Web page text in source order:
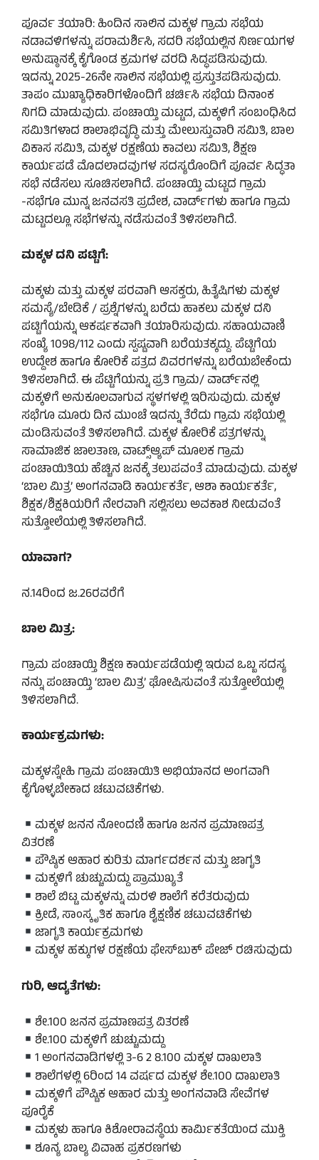
ಪೂರ್ವ ತಯಾರಿ: ಹಿಂದಿನ ಸಾಲಿನ ಮಕ್ಕಳ ಗ್ರಾಮ ಸಭೆಯ
ನಡಾವಳಿಗಳನ್ನು ಪರಾಮರ್ಶಿಸಿ, ಸದರಿ ಸಭೆಯಲ್ಲಿನ ನಿರ್ಣಯಗಳ
ಅನುಷ್ಠಾನಕ್ಕೆ ಕೈಗೊಂಡ ಕ್ರಮಗಳ ವರದಿ ಸಿದ್ಧಪಡಿಸುವುದು.
ಇದನ್ನು 2025-26ನೇ ಸಾಲಿನ ಸಭೆಯಲ್ಲಿ ಪ್ರಸ್ತುತಪಡಿಸುವುದು.
ತಾಪಂ ಮುಖ್ಯಾಧಿಕಾರಿಗಳೊಂದಿಗೆ ಚರ್ಚಿಸಿ ಸಭೆಯ ದಿನಾಂಕ
ನಿಗದಿ ಮಾಡುವುದು. ಪಂಚಾಯ್ತಿ ಮಟ್ಟದ, ಮಕ್ಕಳಿಗೆ ಸಂಬಂಧಿಸಿದ
ಸಮಿತಿಗಳಾದ ಶಾಲಾಭಿವೃದ್ಧಿ ಮತ್ತು ಮೇಲುಸ್ತುವಾರಿ ಸಮಿತಿ, ಬಾಲ
ವಿಕಾಸ ಸಮಿತಿ, ಮಕ್ಕಳ ರಕ್ಷಣೆಯ ಕಾವಲು ಸಮಿತಿ, ಶಿಕ್ಷಣ
ಕಾರ್ಯಪಡೆ ಮೊದಲಾದವುಗಳ ಸದಸ್ಯರೊಂದಿಗೆ ಪೂರ್ವ ಸಿದ್ಧತಾ
ಸಭೆ ನಡೆಸಲು ಸೂಚಿಸಲಾಗಿದೆ. ಪಂಚಾಯ್ತಿ ಮಟ್ಟದ ಗ್ರಾಮ
-ಸಭೆಗೂ ಮುನ್ನ ಜನವಸತಿ ಪ್ರದೇಶ, ವಾರ್ಡ್‌ಗಳು ಹಾಗೂ ಗ್ರಾಮ
ಮಟ್ಟದಲ್ಲೂ ಸಭೆಗಳನ್ನು ನಡೆಸುವಂತೆ ತಿಳಿಸಲಾಗಿದೆ.
ಮಕ್ಕಳ ದನಿ ಪಟ್ಟಿಗೆ:
ಮಕ್ಕಳು ಮತ್ತು ಮಕ್ಕಳ ಪರವಾಗಿ ಆಸಕ್ತರು, ಹಿತೈಷಿಗಳು ಮಕ್ಕಳ
ಸಮಸ್ಯೆ/ಬೇಡಿಕೆ / ಪ್ರಶ್ನೆಗಳನ್ನು ಬರೆದು ಹಾಕಲು ಮಕ್ಕಳ ದನಿ
ಪಟ್ಟಿಗೆಯನ್ನು ಆಕರ್ಷಕವಾಗಿ ತಯಾರಿಸುವುದು. ಸಹಾಯವಾಣಿ
ಸಂಖ್ಯೆ 1098/112 ಎಂದು ಸ್ಪಷ್ಟವಾಗಿ ಬರೆಯತಕ್ಕದ್ದು. ಪೆಟ್ಟಿಗೆಯ
ಉದ್ದೇಶ ಹಾಗೂ ಕೋರಿಕೆ ಪತ್ರದ ವಿವರಗಳನ್ನು ಬರೆಯಬೇಕೆಂದು
ತಿಳಿಸಲಾಗಿದೆ. ಈ ಪೆಟ್ಟಿಗೆಯನ್ನು ಪ್ರತಿ ಗ್ರಾಮ/ ವಾರ್ಡ್‌ನಲ್ಲಿ
ಮಕ್ಕಳಿಗೆ ಅನುಕೂಲವಾಗುವ ಸ್ಥಳಗಳಲ್ಲಿ ಇರಿಸುವುದು. ಮಕ್ಕಳ
ಸಭೆಗೂ ಮೂರು ದಿನ ಮುಂಚೆ ಇದನ್ನು ತೆರೆದು ಗ್ರಾಮ ಸಭೆಯಲ್ಲಿ
ಮಂಡಿಸುವಂತೆ ತಿಳಿಸಲಾಗಿದೆ. ಮಕ್ಕಳ ಕೋರಿಕೆ ಪತ್ರಗಳನ್ನು
ಸಾಮಾಜಿಕ ಜಾಲತಾಣ, ವಾಟ್ಸ್ಆ್ಯಪ್ ಮೂಲಕ ಗ್ರಾಮ
ಪಂಚಾಯಿತಿಯ ಹೆಚ್ಚಿನ ಜನಕ್ಕೆ ತಲುಪವಂತೆ ಮಾಡುವುದು. ಮಕ್ಕಳ
‘ಬಾಲ ಮಿತ್ರ’ ಅಂಗನವಾಡಿ ಕಾರ್ಯಕರ್ತೆ, ಆಶಾ ಕಾರ್ಯಕರ್ತೆ,
ಶಿಕ್ಷಕ/ಶಿಕ್ಷಕಿಯರಿಗೆ ನೇರವಾಗಿ ಸಲ್ಲಿಸಲು ಅವಕಾಶ ನೀಡುವಂತೆ
ಸುತ್ತೋಲೆಯಲ್ಲಿ ತಿಳಿಸಲಾಗಿದೆ.
ಯಾವಾಗ?
ನ.14ರಿಂದ ಜ.26ರವರೆಗೆ
ಬಾಲ ಮಿತ್ರ:
ಗ್ರಾಮ ಪಂಚಾಯ್ತಿ ಶಿಕ್ಷಣ ಕಾರ್ಯಪಡೆಯಲ್ಲಿ ಇರುವ ಒಬ್ಬ ಸದಸ್ಯ
ನನ್ನು ಪಂಚಾಯ್ತಿ ‘ಬಾಲ ಮಿತ್ರ’ ಘೋಷಿಸುವಂತೆ ಸುತ್ತೋಲೆಯಲ್ಲಿ
ತಿಳಿಸಲಾಗಿದೆ.
ಕಾರ್ಯಕ್ರಮಗಳು:
ಮಕ್ಕಳಸ್ನೇಹಿ ಗ್ರಾಮ ಪಂಚಾಯಿತಿ ಅಭಿಯಾನದ ಅಂಗವಾಗಿ
ಕೈಗೊಳ್ಳಬೇಕಾದ ಚಟುವಟಿಕೆಗಳು.
ಮಕ್ಕಳ ಜನನ ನೋಂದಣಿ ಹಾಗೂ ಜನನ ಪ್ರಮಾಣಪತ್ರ
ವಿತರಣೆ
ಪೌಷ್ಠಿಕ ಆಹಾರ ಕುರಿತು ಮಾರ್ಗದರ್ಶನ ಮತ್ತು ಜಾಗೃತಿ
ಮಕ್ಕಳಿಗೆ ಚುಚ್ಚುಮದ್ದು ಪ್ರಾಮುಖ್ಯತೆ
ಶಾಲೆ ಬಿಟ್ಟ ಮಕ್ಕಳನ್ನು ಮರಳಿ ಶಾಲೆಗೆ ಕರೆತರುವುದು
ಕ್ರೀಡೆ, ಸಾಂಸ್ಕೃತಿಕ ಹಾಗೂ ಶೈಕ್ಷಣಿಕ ಚಟುವಟಿಕೆಗಳು
ಜಾಗೃತಿ ಕಾರ್ಯಕ್ರಮಗಳು
ಮಕ್ಕಳ ಹಕ್ಕುಗಳ ರಕ್ಷಣೆಯ ಫೇಸ್‌ಬುಕ್ ಪೇಜ್ ರಚಿಸುವುದು
ಗುರಿ, ಆದ್ಯತೆಗಳು:
ಶೇ.100 ಜನನ ಪ್ರಮಾಣಪತ್ರ ವಿತರಣೆ
ಶೇ.100 ಮಕ್ಕಳಿಗೆ ಚುಚ್ಚುಮದ್ದು
1 ಅಂಗನವಾಡಿಗಳಲ್ಲಿ 3-6 2 8.100 ಮಕ್ಕಳ ದಾಖಲಾತಿ
ಶಾಲೆಗಳಲ್ಲಿ 6ರಿಂದ 14 ವರ್ಷದ ಮಕ್ಕಳ ಶೇ.100 ದಾಖಲಾತಿ
ಮಕ್ಕಳಿಗೆ ಪೌಷ್ಟಿಕ ಆಹಾರ ಮತ್ತು ಅಂಗನವಾಡಿ ಸೇವೆಗಳ
ಪೂರೈಕೆ
ಮಕ್ಕಳು ಹಾಗೂ ಕಿಶೋರಾವಸ್ಥೆಯ ಕಾರ್ಮಿಕತೆಯಿಂದ ಮುಕ್ತಿ
ಶೂನ್ಯ ಬಾಲ್ಯ ವಿವಾಹ ಪ್ರಕರಣಗಳು